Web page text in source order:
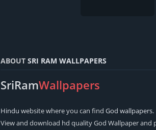
ABOUT SRI RAM WALLPAPERS
SriRamWallpapers
Hindu website where you can find God wallpapers.
View and download hd quality God Wallpaper and